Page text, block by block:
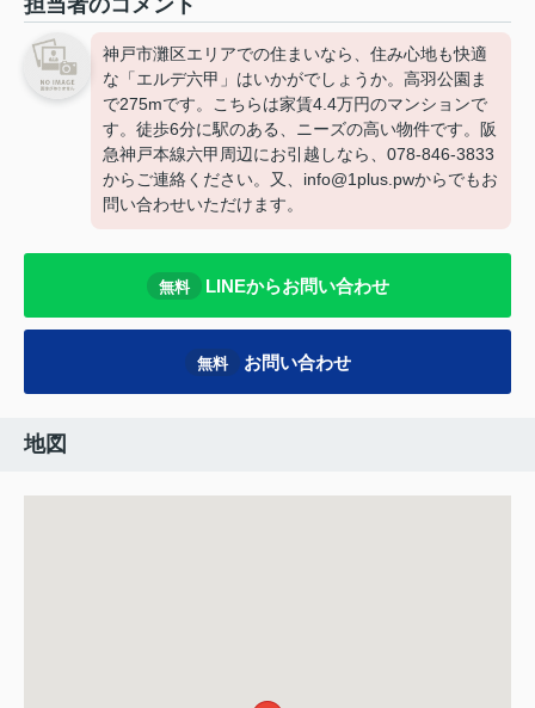
担当者のコメント
神戸市灘区エリアでの住まいなら、住み心地も快適
な「エルデ六甲」はいかがでしょうか。高羽公園ま
で275mです。こちらは家賃4.4万円のマンションで
す。徒歩6分に駅のある、ニーズの高い物件です。阪
急神戸本線六甲周辺にお引越しなら、078-846-3833
からご連絡ください。又、info@1plus.pwからでもお
問い合わせいただけます。
無料 LINEからお問い合わせ
無料 お問い合わせ
地図